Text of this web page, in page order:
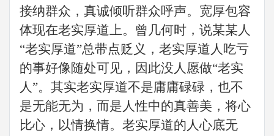
接纳群众，真诚倾听群众呼声。宽厚包容
体现在老实厚道上。曾几何时，说某某人
“老实厚道”总带点贬义，老实厚道人吃亏
的事好像随处可见，因此没人愿做“老实
人”。其实老实厚道不是庸庸碌碌，也不
是无能无为，而是人性中的真善美，将心
比心，以情换情。老实厚道的人心底无